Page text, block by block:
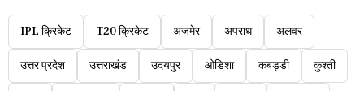
IPL क्रिकेट T20 क्रिकेट अजमेर अपराध अलवर
उत्तर प्रदेश उत्तराखंड उदयपुर ओडिशा कबड्डी कुश्ती